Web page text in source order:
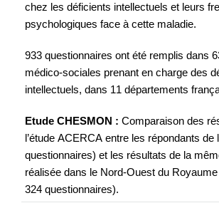
chez les déficients intellectuels et leurs
psychologiques face à cette maladie.
933 questionnaires ont été remplis dans
médico-sociales prenant en charge des
intellectuels, dans 11 départements
Etude CHESMON : Comparaison des
l’étude ACERCA entre les répondants de
questionnaires) et les résultats de la
réalisée dans le Nord-Ouest du
324 questionnaires).